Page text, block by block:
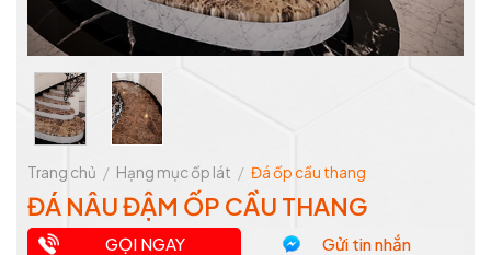
Trang chủ / Hạng mục ốp lát / Đá ốp cầu thang
ĐÁ NÂU ĐẬM ỐP CẦU THANG
GỌI NGAY Gửi tin nhắn